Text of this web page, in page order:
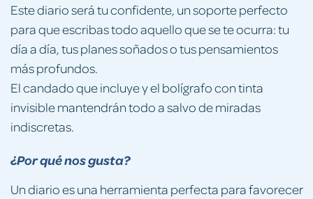
Este diario será tu confidente, un soporte perfecto
para que escribas todo aquello que se te ocurra: tu
día a día, tus planes soñados o tus pensamientos
más profundos.
El candado que incluye y el bolígrafo con tinta
invisible mantendrán todo a salvo de miradas
indiscretas.
¿Por qué nos gusta?
Un diario es una herramienta perfecta para favorecer